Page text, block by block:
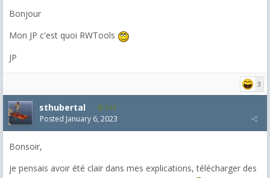
Bonjour
Mon JP c'est quoi RWTools
JP
3
sthubertal 530
Posted January 6, 2023
Bonsoir,
je pensais avoir été clair dans mes explications, télécharger des